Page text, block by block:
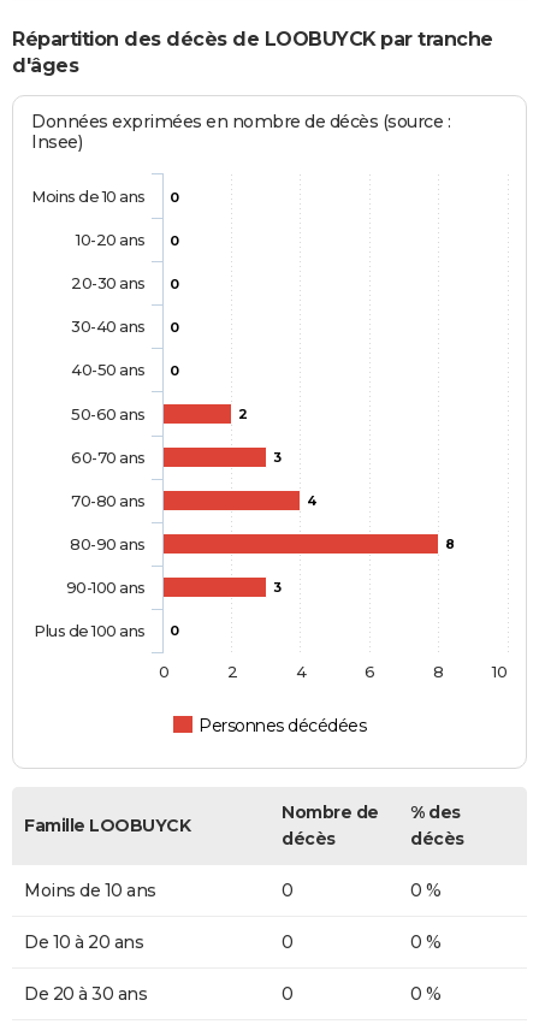
Répartition des décès de LOOBUYCK par tranche
d'âges
Données exprimées en nombre de décès (source :
Insee)
0
0
0
0
0
2
3
4
8
3
0
Personnes décédées
Moins de 10 ans
10-20 ans
20-30 ans
30-40 ans
40-50 ans
50-60 ans
60-70 ans
70-80 ans
80-90 ans
90-100 ans
Plus de 100 ans
0 2 4 6 8 10
Famille LOOBUYCK
Nombre de
décès
% des
décès
Moins de 10 ans 0 0 %
De 10 à 20 ans 0 0 %
De 20 à 30 ans 0 0 %